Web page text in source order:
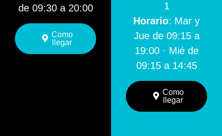
de 09:30 a 20:00
Como
llegar
1
Horario: Mar y
Jue de 09:15 a
19:00 · Mié de
09:15 a 14:45
Como
llegar